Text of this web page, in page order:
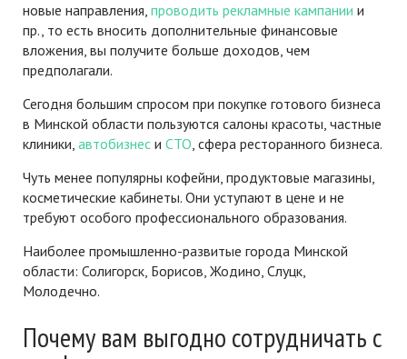
новые направления, проводить рекламные кампании и
пр., то есть вносить дополнительные финансовые
вложения, вы получите больше доходов, чем
предполагали.
Сегодня большим спросом при покупке готового бизнеса
в Минской области пользуются салоны красоты, частные
клиники, автобизнес и СТО, сфера ресторанного бизнеса.
Чуть менее популярны кофейни, продуктовые магазины,
косметические кабинеты. Они уступают в цене и не
требуют особого профессионального образования.
Наиболее промышленно-развитые города Минской
области: Солигорск, Борисов, Жодино, Слуцк,
Молодечно.
Почему вам выгодно сотрудничать с